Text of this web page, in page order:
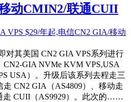
动CMIN2/联通CUII
对其美国 CN2 GIA VPS系列进行
GIA NVMe KVM VPS,USA
USA）。升级后该系列去程走三
CN2 GIA（AS4809）、移动走
走 CUII（AS9929）。此次的……